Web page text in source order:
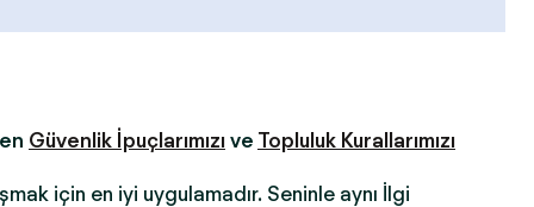
Güvenlik İpuçlarımızı ve Topluluk Kurallarımızı
için en iyi uygulamadır. Seninle aynı İlgi